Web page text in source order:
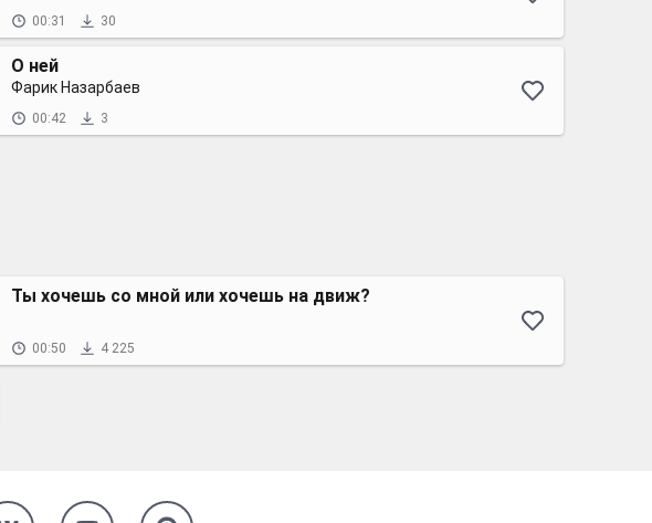
00:31 30
О ней
Фарик Назарбаев
00:42 3
Ты хочешь со мной или хочешь на движ?
00:50 4 225